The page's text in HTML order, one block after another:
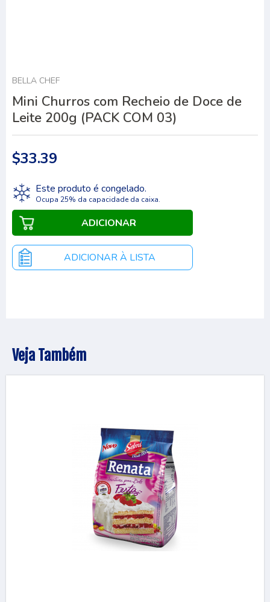
BELLA CHEF
Mini Churros com Recheio de Doce de
Leite 200g (PACK COM 03)
$33.39
Este produto é congelado.
Ocupa 25% da capacidade da caixa.
Veja Também